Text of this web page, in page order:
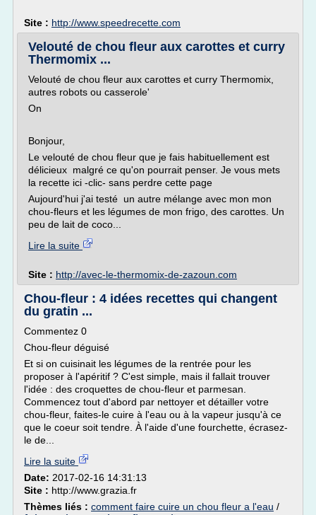
Site : http://www.speedrecette.com
Velouté de chou fleur aux carottes et curry
Thermomix ...
Velouté de chou fleur aux carottes et curry Thermomix,
autres robots ou casserole'
On
Bonjour,
Le velouté de chou fleur que je fais habituellement est
délicieux malgré ce qu'on pourrait penser. Je vous mets
la recette ici -clic- sans perdre cette page
Aujourd'hui j'ai testé un autre mélange avec mon mon
chou-fleurs et les légumes de mon frigo, des carottes. Un
peu de lait de coco...
Lire la suite
Site : http://avec-le-thermomix-de-zazoun.com
Chou-fleur : 4 idées recettes qui changent
du gratin ...
Commentez 0
Chou-fleur déguisé
Et si on cuisinait les légumes de la rentrée pour les
proposer à l'apéritif ? C'est simple, mais il fallait trouver
l'idée : des croquettes de chou-fleur et parmesan.
Commencez tout d'abord par nettoyer et détailler votre
chou-fleur, faites-le cuire à l'eau ou à la vapeur jusqu'à ce
que le coeur soit tendre. À l'aide d'une fourchette, écrasez-
le de...
Lire la suite
Date: 2017-02-16 14:31:13
Site : http://www.grazia.fr
Thèmes liés : comment faire cuire un chou fleur a l'eau /